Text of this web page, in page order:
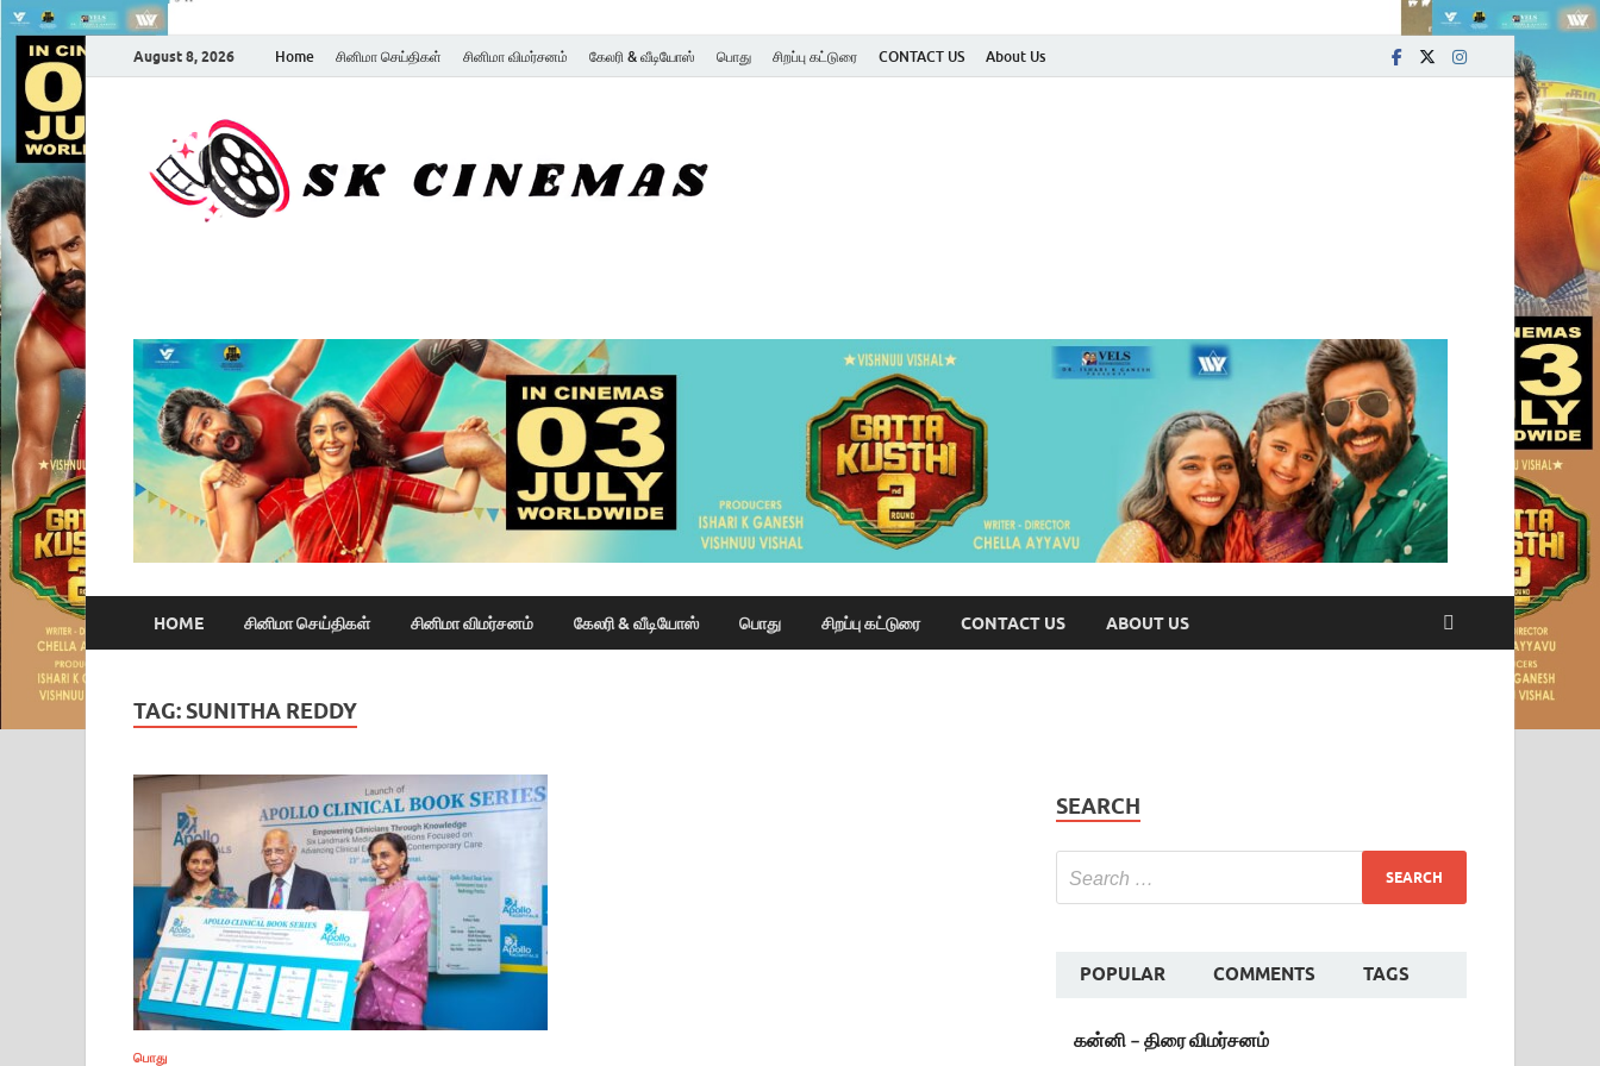
August 8, 2026 Home சினிமா செய்திகள் சினிமா விமர்சனம் கேலரி & வீடியோஸ் பொது சிறப்பு கட்டுரை CONTACT US About Us
HOME சினிமா செய்திகள் சினிமா விமர்சனம் கேலரி & வீடியோஸ் பொது சிறப்பு கட்டுரை CONTACT US ABOUT US
TAG: SUNITHA REDDY
பொது
SEARCH
POPULAR COMMENTS TAGS
கன்னி – திரை விமர்சனம்